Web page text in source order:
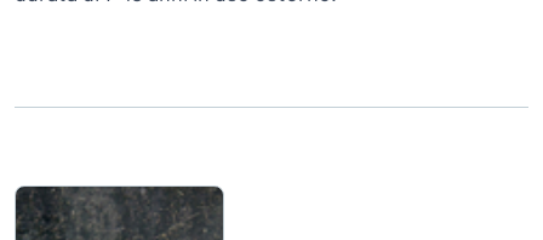
quello che stai cercando?
preventivo
Login